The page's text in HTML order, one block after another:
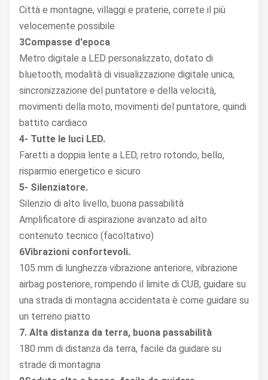
Città e montagne, villaggi e praterie, correte il più
velocemente possibile
3Compasse d'epoca
Metro digitale a LED personalizzato, dotato di
bluetooth, modalità di visualizzazione digitale unica,
sincronizzazione del puntatore e della velocità,
movimenti della moto, movimenti del puntatore, quindi
battito cardiaco
4- Tutte le luci LED.
Faretti a doppia lente a LED, retro rotondo, bello,
risparmio energetico e sicuro
5- Silenziatore.
Silenzio di alto livello, buona passabilità
Amplificatore di aspirazione avanzato ad alto
contenuto tecnico (facoltativo)
6Vibrazioni confortevoli.
105 mm di lunghezza vibrazione anteriore, vibrazione
airbag posteriore, rompendo il limite di CUB, guidare su
una strada di montagna accidentata è come guidare su
un terreno piatto
7. Alta distanza da terra, buona passabilità
180 mm di distanza da terra, facile da guidare su
strade di montagna